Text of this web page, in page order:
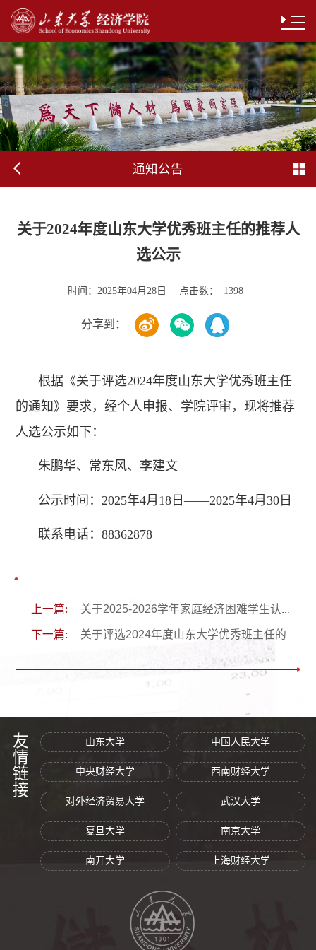
通知公告
关于2024年度山东大学优秀班主任的推荐人
选公示
时间： 2025年04月28日 点击数： 1398
分享到：
根据《关于评选2024年度山东大学优秀班主任
的通知》要求，经个人申报、学院评审，现将推荐
人选公示如下：
朱鹏华、常东风、李建文
公示时间：2025年4月18日——2025年4月30日
联系电话：88362878
上一篇: 关于2025-2026学年家庭经济困难学生认定工作的公示
下一篇: 关于评选2024年度山东大学优秀班主任的通知
友情链接 山东大学 中国人民大学
中央财经大学 西南财经大学
对外经济贸易大学 武汉大学
复旦大学 南京大学
南开大学 上海财经大学